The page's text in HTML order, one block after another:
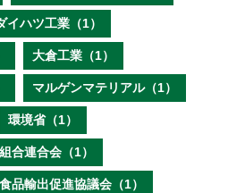
イハツ工業（1）
大倉工業（1）
マルゲンマテリアル（1）
環境省（1）
合連合会（1）
品輸出促進協議会（1）